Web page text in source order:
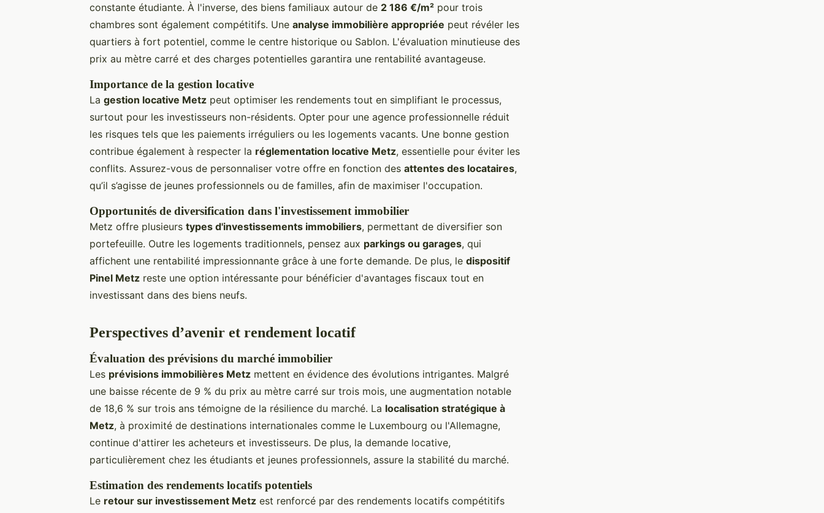
constante étudiante. À l'inverse, des biens familiaux autour de 2 186 €/m² pour trois
chambres sont également compétitifs. Une analyse immobilière appropriée peut révéler les
quartiers à fort potentiel, comme le centre historique ou Sablon. L'évaluation minutieuse des
prix au mètre carré et des charges potentielles garantira une rentabilité avantageuse.
Importance de la gestion locative
La gestion locative Metz peut optimiser les rendements tout en simplifiant le processus,
surtout pour les investisseurs non-résidents. Opter pour une agence professionnelle réduit
les risques tels que les paiements irréguliers ou les logements vacants. Une bonne gestion
contribue également à respecter la réglementation locative Metz, essentielle pour éviter les
conflits. Assurez-vous de personnaliser votre offre en fonction des attentes des locataires,
qu’il s’agisse de jeunes professionnels ou de familles, afin de maximiser l'occupation.
Opportunités de diversification dans l'investissement immobilier
Metz offre plusieurs types d'investissements immobiliers, permettant de diversifier son
portefeuille. Outre les logements traditionnels, pensez aux parkings ou garages, qui
affichent une rentabilité impressionnante grâce à une forte demande. De plus, le dispositif
Pinel Metz reste une option intéressante pour bénéficier d'avantages fiscaux tout en
investissant dans des biens neufs.
Perspectives d’avenir et rendement locatif
Évaluation des prévisions du marché immobilier
Les prévisions immobilières Metz mettent en évidence des évolutions intrigantes. Malgré
une baisse récente de 9 % du prix au mètre carré sur trois mois, une augmentation notable
de 18,6 % sur trois ans témoigne de la résilience du marché. La localisation stratégique à
Metz, à proximité de destinations internationales comme le Luxembourg ou l'Allemagne,
continue d'attirer les acheteurs et investisseurs. De plus, la demande locative,
particulièrement chez les étudiants et jeunes professionnels, assure la stabilité du marché.
Estimation des rendements locatifs potentiels
Le retour sur investissement Metz est renforcé par des rendements locatifs compétitifs